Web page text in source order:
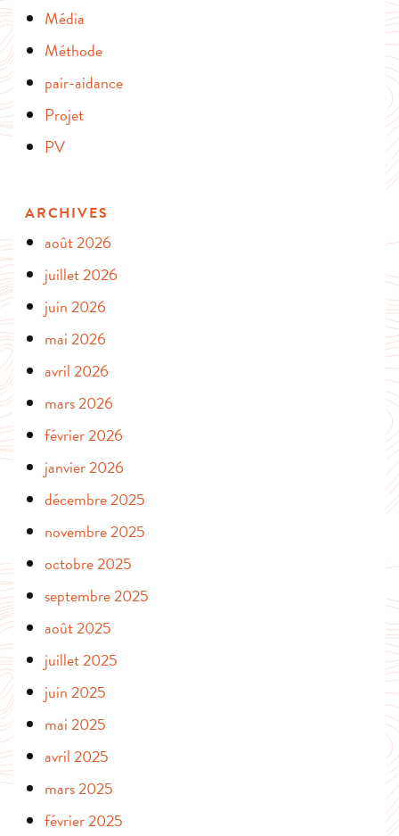
Média
Méthode
pair-aidance
Projet
PV
ARCHIVES
août 2026
juillet 2026
juin 2026
mai 2026
avril 2026
mars 2026
février 2026
janvier 2026
décembre 2025
novembre 2025
octobre 2025
septembre 2025
août 2025
juillet 2025
juin 2025
mai 2025
avril 2025
mars 2025
février 2025